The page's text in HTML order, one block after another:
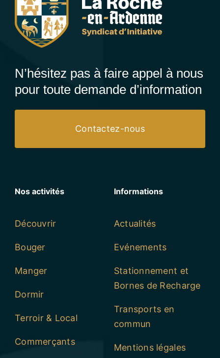
N’hésitez pas à faire appel à nous
pour toute demande d’information
Contactez-nous
Nos activités
Découvrir
Bouger
Manger
Dormir
Terroir & Local
Commerçants
Informations
Actualités
Evénements
Stationnement et
Bornes de Recharge
Transports en
commun
Mentions légales